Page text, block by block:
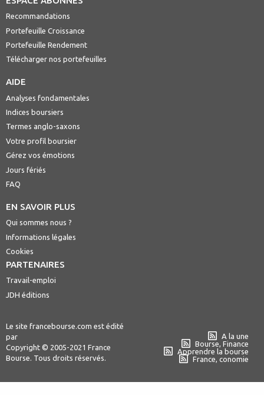
Recommandations
Portefeuille Croissance
Portefeuille Rendement
Télécharger nos portefeuilles
AIDE
Analyses fondamentales
Indices boursiers
Termes anglo-saxons
Votre profil boursier
Gérez vos émotions
Jours fériés
FAQ
EN SAVOIR PLUS
Qui sommes nous ?
Informations légales
Cookies
PARTENAIRES
Travail-emploi
JDH éditions
Le site francebourse.com est édité
par
Copyright © 2005-2021 France
Bourse. Tous droits réservés.
A la une
Bourse, Finance
Apprendre la bourse
France, conomie